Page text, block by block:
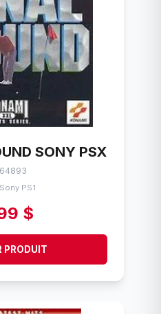
SONY PSX
PS1
$
PRODUIT